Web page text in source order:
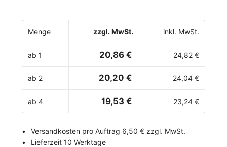
Menge zzgl. MwSt. inkl. MwSt.
ab 1 20,86 € 24,82 €
ab 2 20,20 € 24,04 €
ab 4 19,53 € 23,24 €
Versandkosten pro Auftrag 6,50 € zzgl. MwSt.
Lieferzeit 10 Werktage